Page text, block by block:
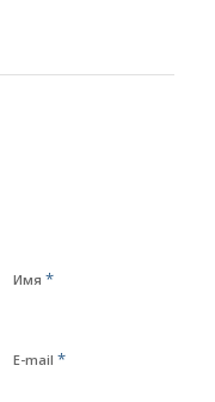
Имя *
E-mail *